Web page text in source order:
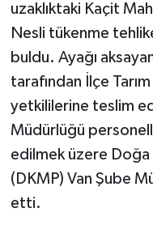
uzaklıktaki Kaçit
Nesli tükenme
buldu. Ayağı
tarafından İlçe
yetkililerine teslim
Müdürlüğü
edilmek üzere Doğa
(DKMP) Van Şube
etti.